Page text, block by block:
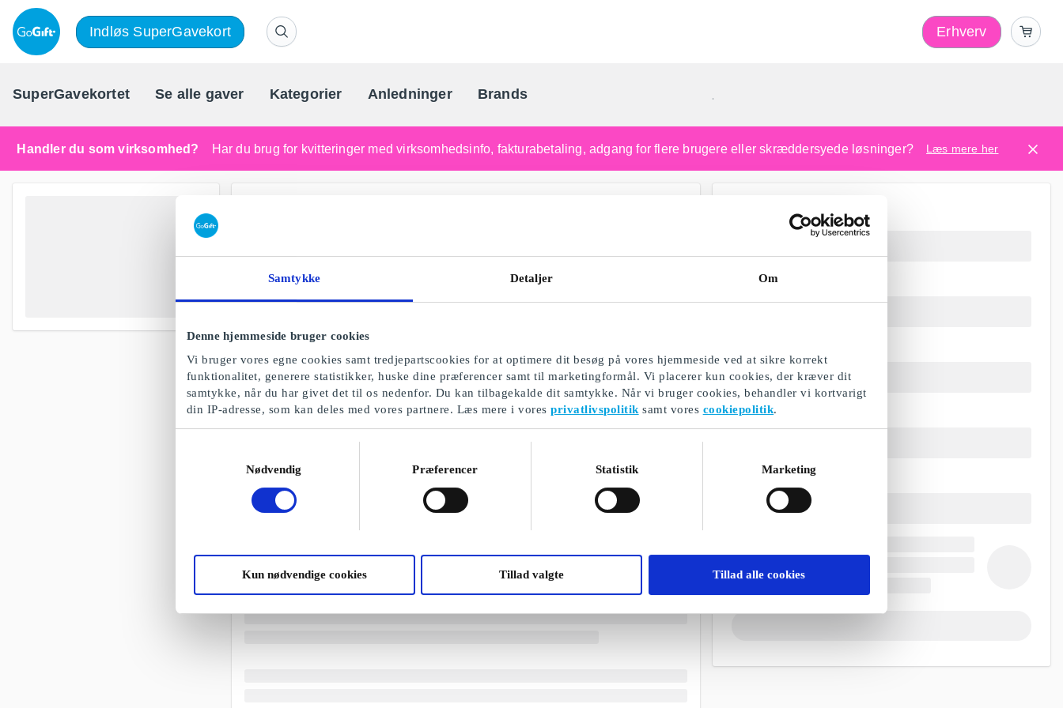
Samtykke Detaljer Om
Denne hjemmeside bruger cookies
Vi bruger vores egne cookies samt tredjepartscookies for at optimere dit besøg på vores hjemmeside ved at sikre korrekt
funktionalitet, generere statistikker, huske dine præferencer samt til marketingformål. Vi placerer kun cookies, der kræver dit
samtykke, når du har givet det til os nedenfor. Du kan tilbagekalde dit samtykke. Når vi bruger cookies, behandler vi kortvarigt
din IP-adresse, som kan deles med vores partnere. Læs mere i voresprivatlivspolitik samt vores cookiepolitik.
Nødvendig
Præferencer Statistik Marketing
Kun nødvendige cookies Tillad valgte Tillad alle cookies
Indløs SuperGavekort Erhverv
SuperGavekortet Se alle gaver Kategorier Anledninger Brands Danmarks gaveportal nr. 1
Handler du som virksomhed? Har du brug for kvitteringer med virksomhedsinfo, fakturabetaling, adgang for flere brugere eller skræddersyede løsninger? Læs mere her